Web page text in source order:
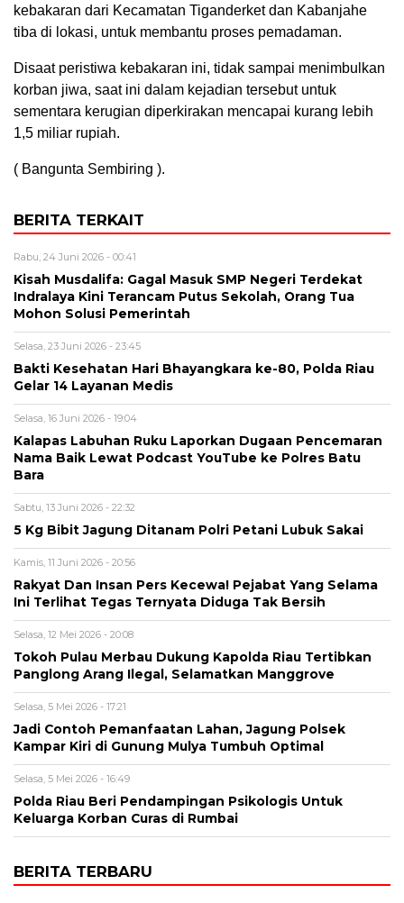
kebakaran dari Kecamatan Tiganderket dan Kabanjahe
tiba di lokasi, untuk membantu proses pemadaman.
Disaat peristiwa kebakaran ini, tidak sampai menimbulkan
korban jiwa, saat ini dalam kejadian tersebut untuk
sementara kerugian diperkirakan mencapai kurang lebih
1,5 miliar rupiah.
( Bangunta Sembiring ).
BERITA TERKAIT
Rabu, 24 Juni 2026 - 00:41
Kisah Musdalifa: Gagal Masuk SMP Negeri Terdekat
Indralaya Kini Terancam Putus Sekolah, Orang Tua
Mohon Solusi Pemerintah
Selasa, 23 Juni 2026 - 23:45
Bakti Kesehatan Hari Bhayangkara ke-80, Polda Riau
Gelar 14 Layanan Medis
Selasa, 16 Juni 2026 - 19:04
Kalapas Labuhan Ruku Laporkan Dugaan Pencemaran
Nama Baik Lewat Podcast YouTube ke Polres Batu
Bara
Sabtu, 13 Juni 2026 - 22:32
5 Kg Bibit Jagung Ditanam Polri Petani Lubuk Sakai
Kamis, 11 Juni 2026 - 20:56
Rakyat Dan Insan Pers Kecewa! Pejabat Yang Selama
Ini Terlihat Tegas Ternyata Diduga Tak Bersih
Selasa, 12 Mei 2026 - 20:08
Tokoh Pulau Merbau Dukung Kapolda Riau Tertibkan
Panglong Arang Ilegal, Selamatkan Manggrove
Selasa, 5 Mei 2026 - 17:21
Jadi Contoh Pemanfaatan Lahan, Jagung Polsek
Kampar Kiri di Gunung Mulya Tumbuh Optimal
Selasa, 5 Mei 2026 - 16:49
Polda Riau Beri Pendampingan Psikologis Untuk
Keluarga Korban Curas di Rumbai
BERITA TERBARU